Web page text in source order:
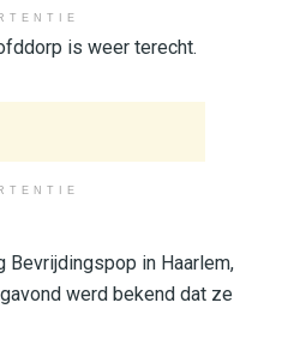
is weer terecht.
in Haarlem,
werd bekend dat ze